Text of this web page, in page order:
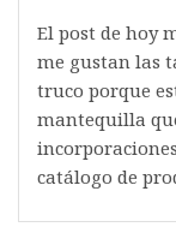
El post de hoy
me gustan las
truco porque
mantequilla
catálogo de